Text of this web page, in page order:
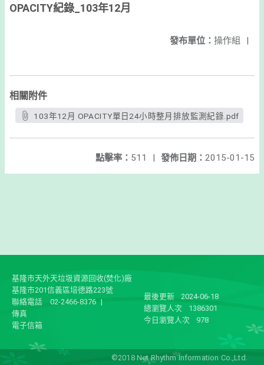
OPACITY紀錄_103年12月
發布單位： 操作組 |
相關附件
103年12月 OPACITY單日24小時整月排放監測紀錄.pdf
發佈日期： 2015-01-15
點擊率： 511 |
基隆市天外天垃圾資源回收(焚化)廠
基隆市201信義區培德路223號
聯絡電話
02-2466-8376 |
傳真
電子信箱
最後更新
2024-06-18
總瀏覽人次
1386301
今日瀏覽人次
978
©2018 Net Rhythm Information Co.,Ltd.